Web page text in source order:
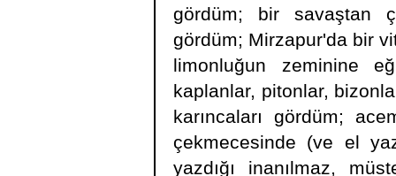
gördüm; bir savaştan
gördüm; Mirzapur'da bir
limonluğun zeminine
kaplanlar, pitonlar,
karıncaları gördüm;
çekmecesinde (ve el
yazdığı inanılmaz,